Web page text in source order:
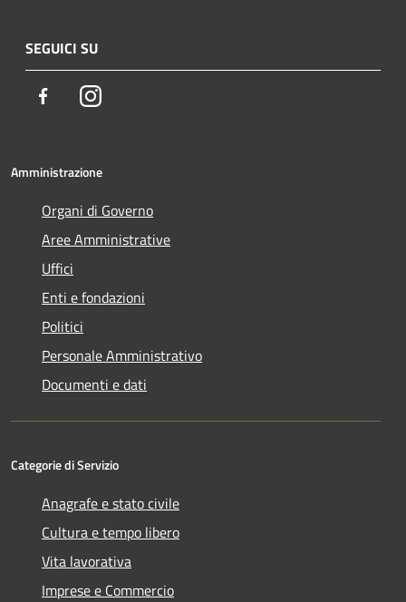
SEGUICI SU
FacebookInstagram
Amministrazione
Organi di Governo
Aree Amministrative
Uffici
Enti e fondazioni
Politici
Personale Amministrativo
Documenti e dati
Categorie di Servizio
Anagrafe e stato civile
Cultura e tempo libero
Vita lavorativa
Imprese e Commercio